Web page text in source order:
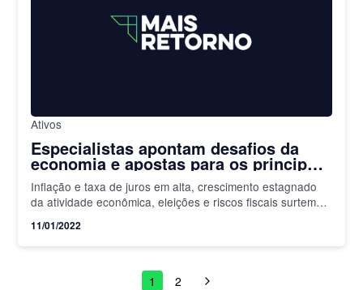
Ativos
Especialistas apontam desafios da
economia e apostas para os principais
setores da Bolsa em 2022; confira
Inflação e taxa de juros em alta, crescimento estagnado
da atividade econômica, eleições e riscos fiscais surtem
e setor financeiro
11/01/2022
1 2